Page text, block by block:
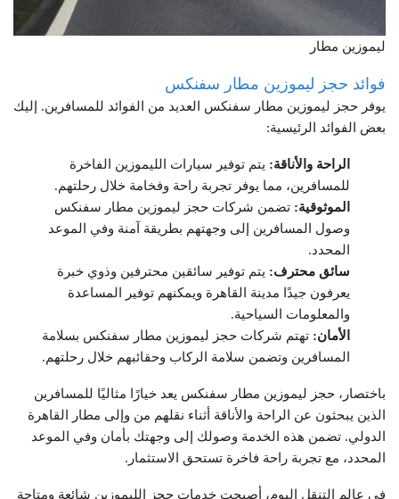
ليموزين مطار
فوائد حجز ليموزين مطار سفنكس
يوفر حجز ليموزين مطار سفنكس العديد من الفوائد للمسافرين. إليك
بعض الفوائد الرئيسية:
الراحة والأناقة: يتم توفير سيارات الليموزين الفاخرة
للمسافرين، مما يوفر تجربة راحة وفخامة خلال رحلتهم.
الموثوقية: تضمن شركات حجز ليموزين مطار سفنكس
وصول المسافرين إلى وجهتهم بطريقة آمنة وفي الموعد
المحدد.
سائق محترف: يتم توفير سائقين محترفين وذوي خبرة
يعرفون جيدًا مدينة القاهرة ويمكنهم توفير المساعدة
والمعلومات السياحية.
الأمان: تهتم شركات حجز ليموزين مطار سفنكس بسلامة
المسافرين وتضمن سلامة الركاب وحقائبهم خلال رحلتهم.
باختصار، حجز ليموزين مطار سفنكس يعد خيارًا مثاليًا للمسافرين
الذين يبحثون عن الراحة والأناقة أثناء نقلهم من وإلى مطار القاهرة
الدولي. تضمن هذه الخدمة وصولك إلى وجهتك بأمان وفي الموعد
المحدد، مع تجربة راحة فاخرة تستحق الاستثمار.
في عالم التنقل اليوم، أصبحت خدمات حجز الليموزين شائعة ومتاحة